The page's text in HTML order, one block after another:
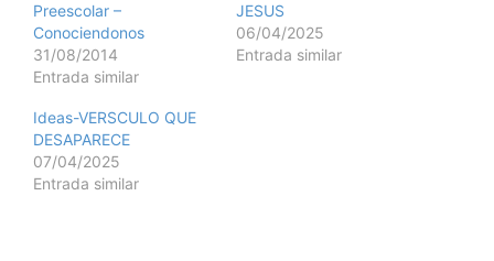
Preescolar –
Conociendonos
31/08/2014
Entrada similar
JESUS
06/04/2025
Entrada similar
Ideas-VERSCULO QUE
DESAPARECE
07/04/2025
Entrada similar